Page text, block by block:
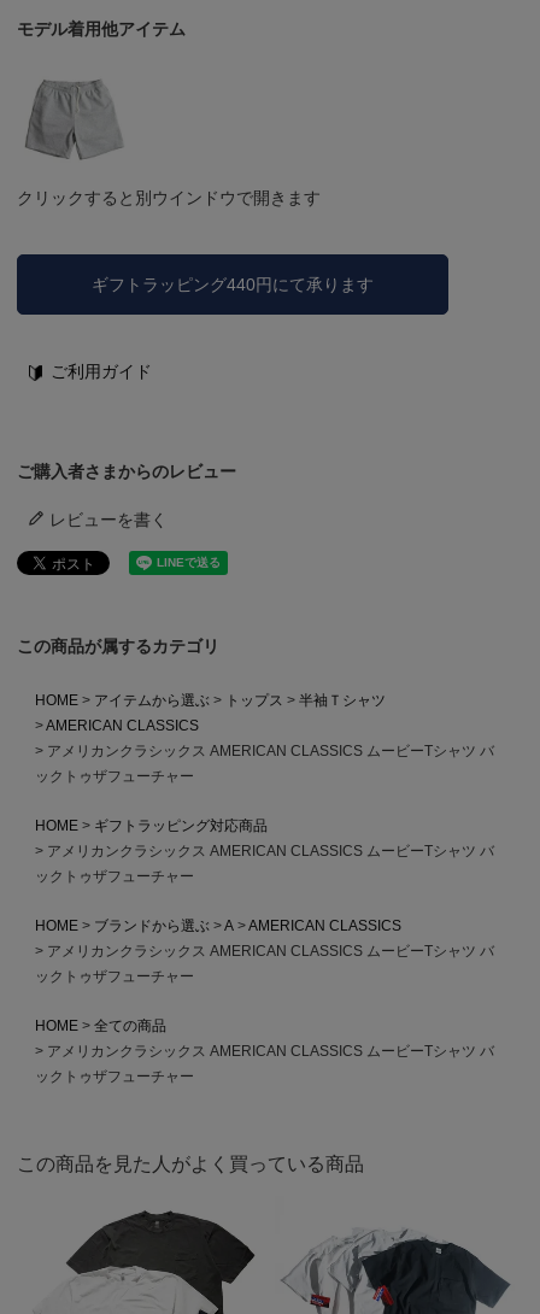
モデル着用他アイテム
クリックすると別ウインドウで開きます
ギフトラッピング440円にて承ります
ご利用ガイド
ご購入者さまからのレビュー
レビューを書く
この商品が属するカテゴリ
HOME アイテムから選ぶ トップス
半袖Ｔシャツ
AMERICAN CLASSICS
アメリカンクラシックス AMERICAN CLASSICS ムービーTシャツ バ
ックトゥザフューチャー
HOME
ギフトラッピング対応商品
アメリカンクラシックス AMERICAN CLASSICS ムービーTシャツ バ
ックトゥザフューチャー
HOME ブランドから選ぶ A
AMERICAN CLASSICS
アメリカンクラシックス AMERICAN CLASSICS ムービーTシャツ バ
ックトゥザフューチャー
HOME
全ての商品
アメリカンクラシックス AMERICAN CLASSICS ムービーTシャツ バ
ックトゥザフューチャー
この商品を見た人がよく買っている商品